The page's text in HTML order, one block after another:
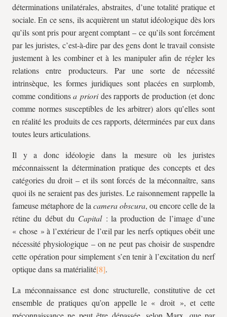
déterminations unilatérales, abstraites, d’une totalité pratique et
sociale. En ce sens, ils acquièrent un statut idéologique dès lors
qu’ils sont pris pour argent comptant – ce qu’ils sont forcément
par les juristes, c’est-à-dire par des gens dont le travail consiste
justement à les combiner et à les manipuler afin de régler les
relations entre producteurs. Par une sorte de nécessité
intrinsèque, les formes juridiques sont placées en surplomb,
comme conditionsa priorides rapports de production (et donc
comme normes susceptibles de les arbitrer) alors qu’elles sont
en réalité les produits de ces rapports, déterminées par eux dans
toutes leurs articulations.
Il y a donc idéologie dans la mesure où les juristes
méconnaissent la détermination pratique des concepts et des
catégories du droit – et ils sont forcés de la méconnaître, sans
quoi ils ne seraient pas des juristes. Le raisonnement rappelle la
fameuse métaphore de la camera obscura, ou encore celle de la
rétine du début du Capital : la production de l’image d’une
« chose » à l’extérieur de l’œil par les nerfs optiques obéit une
nécessité physiologique – on ne peut pas choisir de suspendre
cette opération pour simplement s’en tenir à l’excitation du nerf
optique dans sa matérialité
.
La méconnaissance est donc structurelle, constitutive de cet
ensemble de pratiques qu’on appelle le « droit », et cette